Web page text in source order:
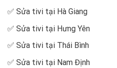
✅ Sửa tivi tại Hà Giang
✅ Sửa tivi tại Hưng Yên
✅ Sửa tivi tại Thái Bình
✅ Sửa tivi tại Nam Định